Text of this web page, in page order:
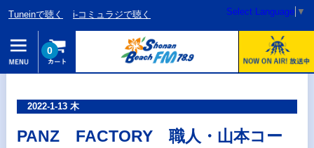
Tuneinで聴く i-コミュラジで聴く Select Language ▼
0
2022-1-13 木
PANZ FACTORY 職人・山本コー